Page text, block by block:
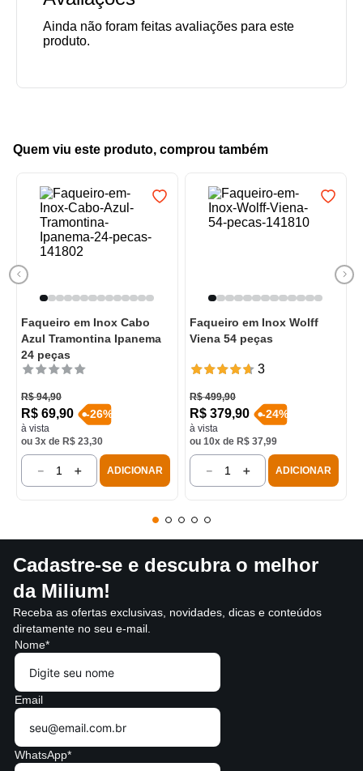
Quem viu este produto, comprou também
Faqueiro em Inox Cabo
Azul Tramontina Ipanema
24 peças
R$ 94,90
R$ 69,90
à vista
-26%
ou 3x de R$ 23,30
＋
－ ADICIONAR
Faqueiro em Inox Wolff
Viena 54 peças
3
R$ 499,90
R$ 379,90
à vista
-24%
ou 10x de R$ 37,99
＋
－ ADICIONAR
Cadastre-se e descubra o melhor
da Milium!
Receba as ofertas exclusivas, novidades, dicas e conteúdos
diretamente no seu e-mail.
Nome*
Email
WhatsApp*